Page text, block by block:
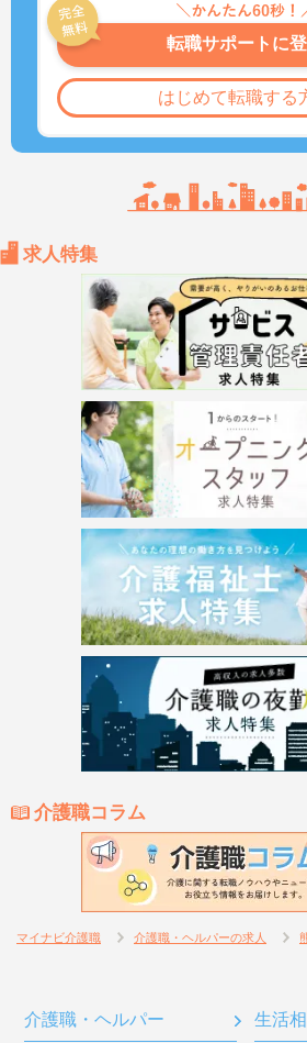
転職サポートに
はじめて転職する
求人特集
介護職コラム
マイナビ介護職 介護職・ヘルパーの求人
介護職・ヘルパー 生活